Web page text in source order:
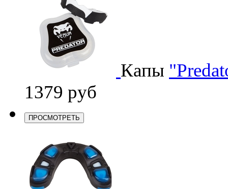
Капы
1379 руб
ПРОСМОТРЕТЬ